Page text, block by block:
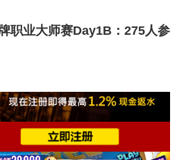
职业大师赛Day1B：275人参